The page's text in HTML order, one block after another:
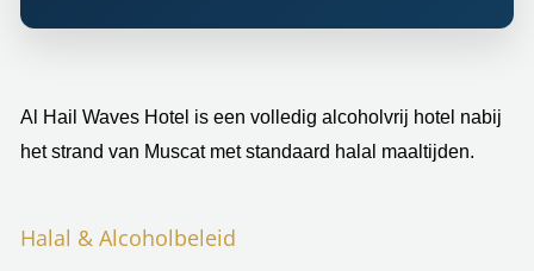
Al Hail Waves Hotel is een volledig alcoholvrij hotel nabij
het strand van Muscat met standaard halal maaltijden.
Halal & Alcoholbeleid